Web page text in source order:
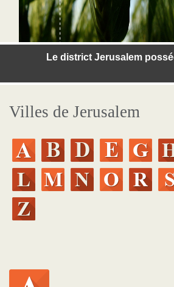
Le district Jerusalem
Villes de Jerusalem